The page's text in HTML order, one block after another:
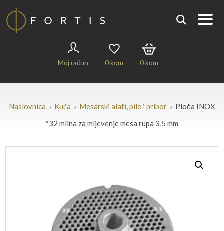
Moj račun 0kom 0kom
Naslovnica › Kuća › Mesarski alati, pile i pribor› Ploča INOX
°32 mlina za mljevenje mesa rupa 3,5 mm